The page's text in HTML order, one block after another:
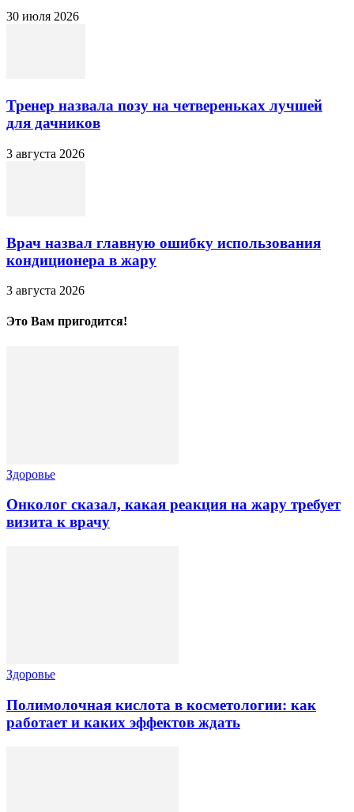
30 июля 2026
Тренер назвала позу на четвереньках лучшей
для дачников
3 августа 2026
Врач назвал главную ошибку использования
кондиционера в жару
3 августа 2026
Это Вам пригодится!
Здоровье
Онколог сказал, какая реакция на жару требует
визита к врачу
Здоровье
Полимолочная кислота в косметологии: как
работает и каких эффектов ждать